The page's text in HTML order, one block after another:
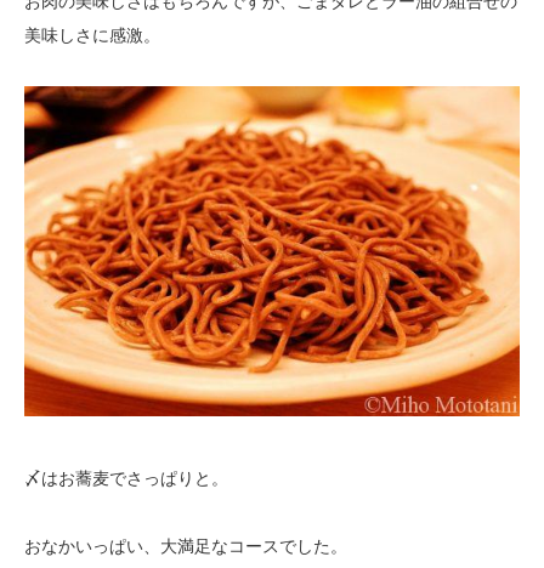
美味しさに感激。
〆はお蕎麦でさっぱりと。
おなかいっぱい、大満足なコースでした。